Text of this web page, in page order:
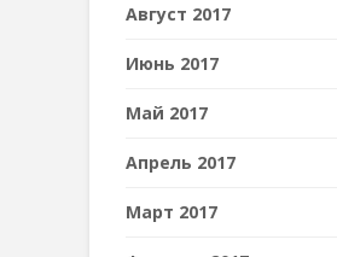
Август 2017
Июнь 2017
Май 2017
Апрель 2017
Март 2017